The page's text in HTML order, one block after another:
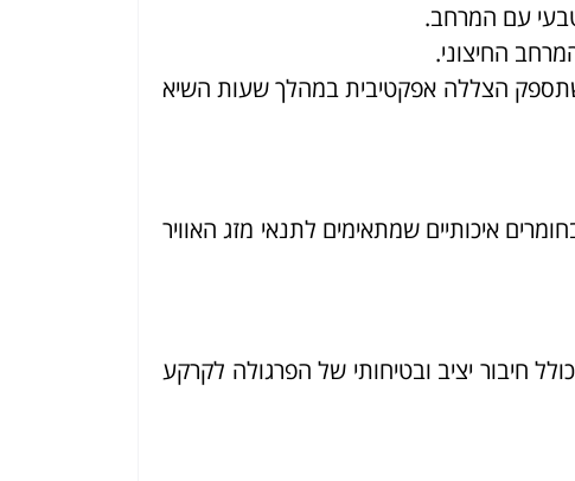
עם המרחב.
החיצוני.
שתספק הצללה אפקטיבית במהלך שעות השיא
איכותיים שמתאימים לתנאי מזג האוויר
חיבור יציב ובטיחותי של הפרגולה לקרקע